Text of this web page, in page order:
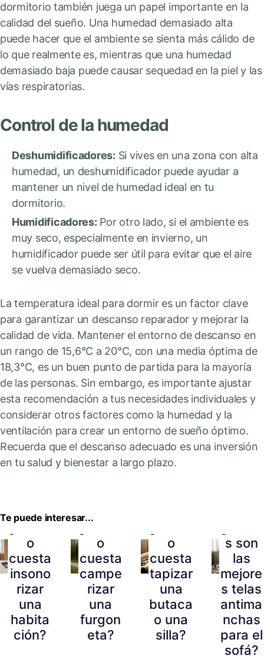
dormitorio también juega un papel importante en la
calidad del sueño. Una humedad demasiado alta
puede hacer que el ambiente se sienta más cálido de
lo que realmente es, mientras que una humedad
demasiado baja puede causar sequedad en la piel y las
vías respiratorias.
Control de la humedad
Deshumidificadores: Si vives en una zona con alta
humedad, un deshumidificador puede ayudar a
mantener un nivel de humedad ideal en tu
dormitorio.
Humidificadores: Por otro lado, si el ambiente es
muy seco, especialmente en invierno, un
humidificador puede ser útil para evitar que el aire
se vuelva demasiado seco.
La temperatura ideal para dormir es un factor clave
para garantizar un descanso reparador y mejorar la
calidad de vida. Mantener el entorno de descanso en
un rango de 15,6°C a 20°C, con una media óptima de
18,3°C, es un buen punto de partida para la mayoría
de las personas. Sin embargo, es importante ajustar
esta recomendación a tus necesidades individuales y
considerar otros factores como la humedad y la
ventilación para crear un entorno de sueño óptimo.
Recuerda que el descanso adecuado es una inversión
en tu salud y bienestar a largo plazo.
Te puede interesar...
¿Cuánt
o
cuesta
insono
rizar
una
habita
ción?
o
cuesta
campe
rizar
una
furgon
eta?
o
cuesta
tapizar
una
butaca
o una
silla?
s son
las
mejore
s telas
antima
nchas
para el
sofá?